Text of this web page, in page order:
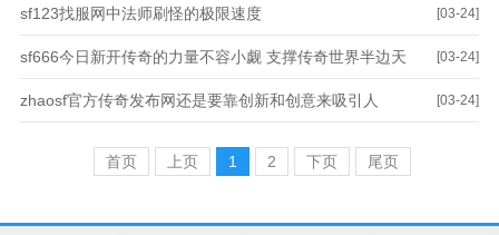
[03-24]
sf123找服网中法师刷怪的极限速度
[03-24]
sf666今日新开传奇的力量不容小觑 支撑传奇世界半边天
[03-24]
zhaosf官方传奇发布网还是要靠创新和创意来吸引人
首页 上页 1 2 下页 尾页